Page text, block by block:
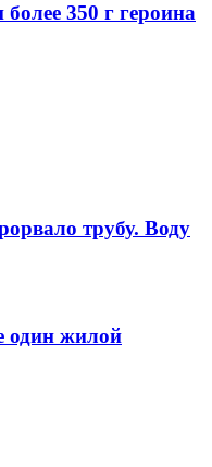
350 г героина
трубу. Воду
один жилой